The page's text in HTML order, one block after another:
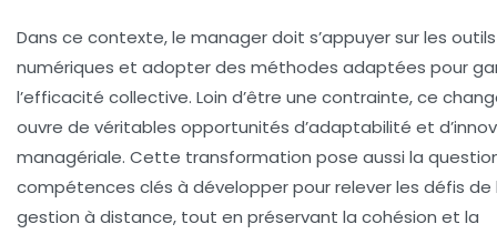
Dans ce contexte, le manager doit s’appuyer sur les outils
numériques et adopter des méthodes adaptées pour
l’efficacité collective. Loin d’être une contrainte, ce
ouvre de véritables opportunités d’adaptabilité et
managériale. Cette transformation pose aussi la
compétences clés à développer pour relever les défis de
gestion à distance, tout en préservant la cohésion et la